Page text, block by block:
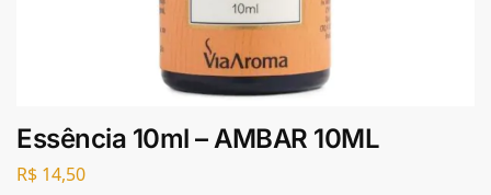
Essência 10ml – AMBAR 10ML
R$ 14,50